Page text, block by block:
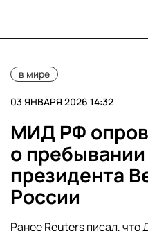
в мире
03 ЯНВАРЯ 2026 14:32
МИД РФ
о
президента
России
Ранее Reuters писал, что